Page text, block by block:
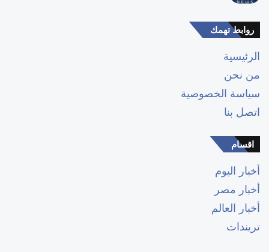
روابط تهمك
الرئيسية
من نحن
سياسة الخصوصية
اتصل بنا
اقسام
أخبار اليوم
أخبار مصر
أخبار العالم
تريندات